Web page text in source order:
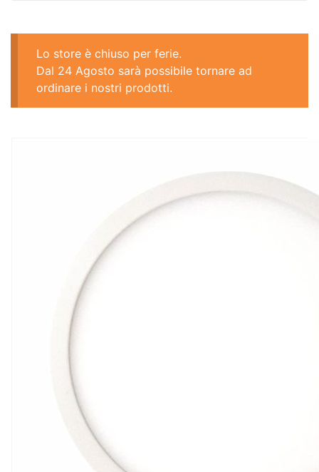
Lo store è chiuso per ferie.
Dal 24 Agosto sarà possibile tornare ad
ordinare i nostri prodotti.